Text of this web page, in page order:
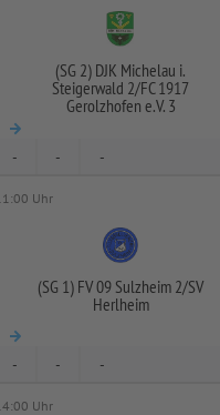
(SG 2) DJK Michelau i.
Steigerwald 2/FC 1917
Gerolzhofen e.V. 3
- - -
Uhr
(SG 1) FV 09 Sulzheim 2/SV
Herlheim
- - -
Uhr